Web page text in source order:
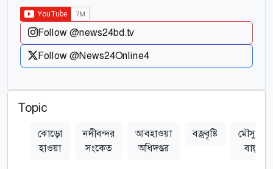
Follow @news24bd.tv
Follow @News24Online4
Topic
ঝোড়ো
হাওয়া
নদীবন্দর
সংকেত
আবহাওয়া
অধিদপ্তর
বজ্রবৃষ্টি
মৌসুমি
বায়ু